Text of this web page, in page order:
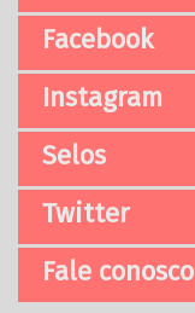
Facebook
Instagram
Selos
Twitter
Fale conosco